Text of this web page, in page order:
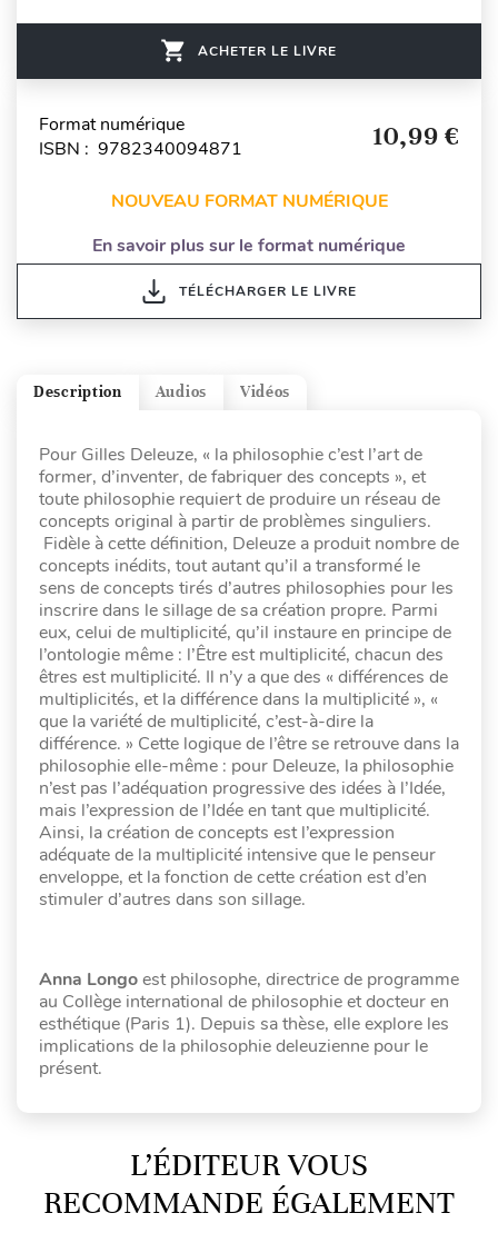
ACHETER LE LIVRE
Format numérique
ISBN : 9782340094871
10,99 €
NOUVEAU FORMAT NUMÉRIQUE
En savoir plus sur le format numérique
TÉLÉCHARGER LE LIVRE
Vidéos
Audios
Description
Pour Gilles Deleuze, « la philosophie c’est l’art de
former, d’inventer, de fabriquer des concepts », et
toute philosophie requiert de produire un réseau de
concepts original à partir de problèmes singuliers.
Fidèle à cette définition, Deleuze a produit nombre de
concepts inédits, tout autant qu’il a transformé le
sens de concepts tirés d’autres philosophies pour les
inscrire dans le sillage de sa création propre. Parmi
eux, celui de multiplicité, qu’il instaure en principe de
l’ontologie même : l’Être est multiplicité, chacun des
êtres est multiplicité. Il n’y a que des « différences de
multiplicités, et la différence dans la multiplicité », «
que la variété de multiplicité, c’est-à-dire la
différence. » Cette logique de l’être se retrouve dans la
philosophie elle-même : pour Deleuze, la philosophie
n’est pas l’adéquation progressive des idées à l’Idée,
mais l’expression de l’Idée en tant que multiplicité.
Ainsi, la création de concepts est l’expression
adéquate de la multiplicité intensive que le penseur
enveloppe, et la fonction de cette création est d’en
stimuler d’autres dans son sillage.
Anna Longoest philosophe, directrice de programme
au Collège international de philosophie et docteur en
esthétique (Paris 1). Depuis sa thèse, elle explore les
implications de la philosophie deleuzienne pour le
présent.
L’ÉDITEUR VOUS
RECOMMANDE ÉGALEMENT